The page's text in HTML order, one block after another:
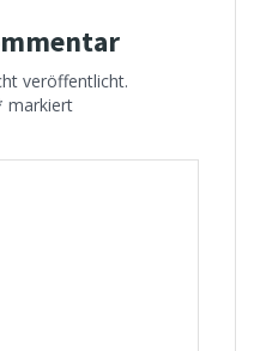
veröffentlicht.
markiert